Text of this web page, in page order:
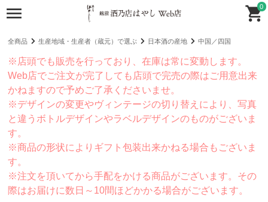
0
全商品 生産地域・生産者（蔵元）で選ぶ 日本酒の産地 中国／四国
※店頭でも販売を行っており、在庫は常に変動します。
Web店でご注文が完了しても店頭で完売の際はご用意出来
かねますので予めご了承くださいませ。
※デザインの変更やヴィンテージの切り替えにより、写真
と違うボトルデザインやラベルデザインのものがございま
す。
※商品の形状によりギフト包装出来かねる場合もございま
す。
※注文を頂いてから手配をかける商品がございます。その
際はお届けに数日～10間ほどかかる場合がございます。